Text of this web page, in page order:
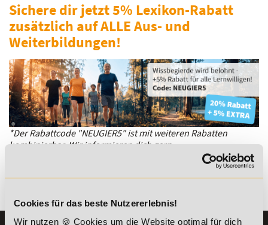
Cookies für das beste Nutzererlebnis!
Wir nutzen 🍪 Cookies um die Website optimal für dich
Sichere dir jetzt 5% Lexikon-Rabatt
zusätzlich auf ALLE Aus- und
Weiterbildungen!
*Der Rabattcode "NEUGIER5" ist mit weiteren Rabatten
kombinierbar. Wir informieren dich gern.